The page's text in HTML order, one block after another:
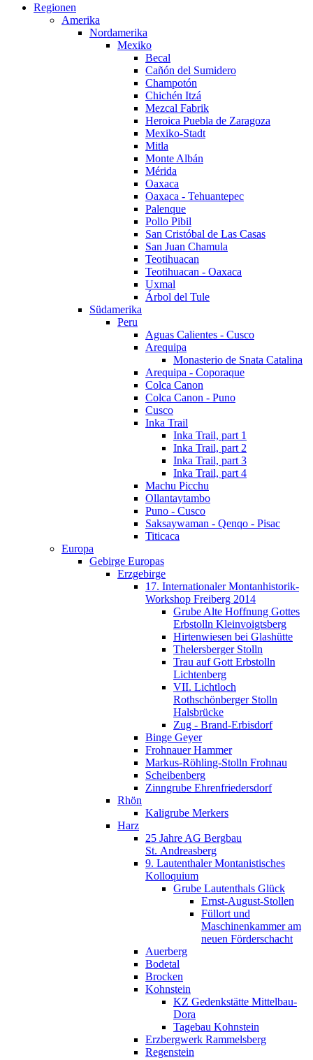
Regionen
Amerika
Nordamerika
Mexiko
Becal
Cañón del Sumidero
Champotón
Chichén Itzá
Mezcal Fabrik
Heroica Puebla de Zaragoza
Mexiko-Stadt
Mitla
Monte Albán
Mérida
Oaxaca
Oaxaca - Tehuantepec
Palenque
Pollo Pibil
San Cristóbal de Las Casas
San Juan Chamula
Teotihuacan
Teotihuacan - Oaxaca
Uxmal
Árbol del Tule
Südamerika
Peru
Aguas Calientes - Cusco
Arequipa
Monasterio de Snata Catalina
Arequipa - Coporaque
Colca Canon
Colca Canon - Puno
Cusco
Inka Trail
Inka Trail, part 1
Inka Trail, part 2
Inka Trail, part 3
Inka Trail, part 4
Machu Picchu
Ollantaytambo
Puno - Cusco
Saksaywaman - Qenqo - Pisac
Titicaca
Europa
Gebirge Europas
Erzgebirge
17. Internationaler Montanhistorik-
Workshop Freiberg 2014
Grube Alte Hoffnung Gottes
Erbstolln Kleinvoigtsberg
Hirtenwiesen bei Glashütte
Thelersberger Stolln
Trau auf Gott Erbstolln
Lichtenberg
VII. Lichtloch
Rothschönberger Stolln
Halsbrücke
Zug - Brand-Erbisdorf
Binge Geyer
Frohnauer Hammer
Markus-Röhling-Stolln Frohnau
Scheibenberg
Zinngrube Ehrenfriedersdorf
Rhön
Kaligrube Merkers
Harz
25 Jahre AG Bergbau
St. Andreasberg
9. Lautenthaler Montanistisches
Kolloquium
Grube Lautenthals Glück
Ernst-August-Stollen
Füllort und
Maschinenkammer am
neuen Förderschacht
Auerberg
Bodetal
Brocken
Kohnstein
KZ Gedenkstätte Mittelbau-
Dora
Tagebau Kohnstein
Erzbergwerk Rammelsberg
Regenstein